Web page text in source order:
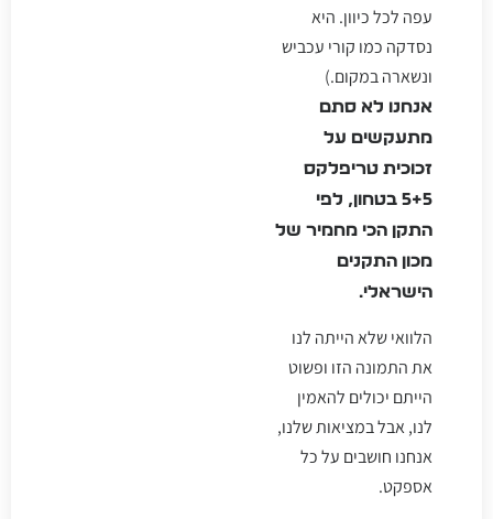
עפה לכל כיוון. היא
נסדקה כמו קורי עכביש
ונשארה במקום.)
אנחנו לא סתם
מתעקשים על
זכוכית טריפלקס
5+5 בטחון, לפי
התקן הכי מחמיר של
מכון התקנים
הישראלי.
הלוואי שלא הייתה לנו
את התמונה הזו ופשוט
הייתם יכולים להאמין
לנו, אבל במציאות שלנו,
אנחנו חושבים על כל
אספקט.